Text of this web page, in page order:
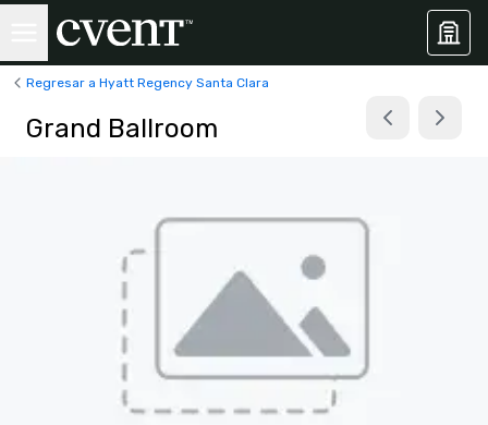
Regresar a Hyatt Regency Santa Clara
Grand Ballroom